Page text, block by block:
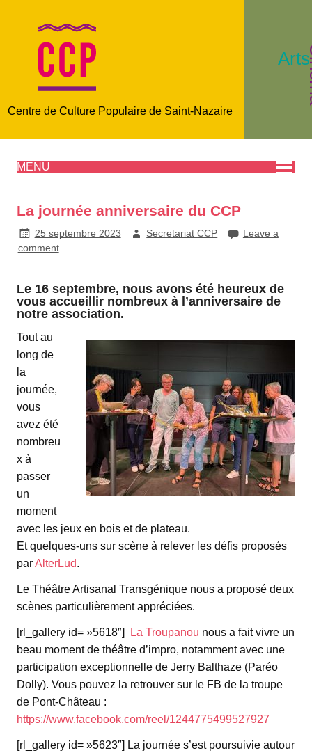
Centre de Culture Populaire de Saint-Nazaire
MENU
La journée anniversaire du CCP
25 septembre 2023 Secretariat CCP
Leave a
comment
Le 16 septembre, nous avons été heureux de
vous accueillir nombreux à l’anniversaire de
notre association.
Tout au
long de
la
journée,
vous
avez été
nombreu
x à
passer
un
moment
avec les jeux en bois et de plateau.
Et quelques-uns sur scène à relever les défis proposés
parAlterLud.
Le Théâtre Artisanal Transgénique nous a proposé deux
scènes particulièrement appréciées.
[rl_gallery id= »5618″] La Troupanou nous a fait vivre un
beau moment de théâtre d’impro, notamment avec une
participation exceptionnelle de Jerry Balthaze (Paréo
Dolly). Vous pouvez la retrouver sur le FB de la troupe
de Pont-Château :
https://www.facebook.com/reel/1244775499527927
[rl_gallery id= »5623″] La journée s’est poursuivie autour